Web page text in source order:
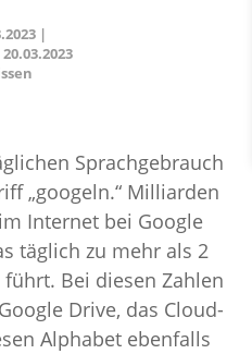
|
20.03.2023
Sprachgebrauch
„googeln.“ Milliarden
Internet bei Google
täglich zu mehr als 2
Bei diesen Zahlen
Drive, das Cloud-
Alphabet ebenfalls